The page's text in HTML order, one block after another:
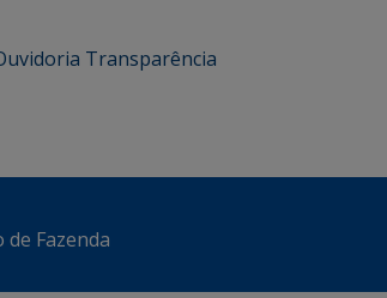
Transparência
de Fazenda